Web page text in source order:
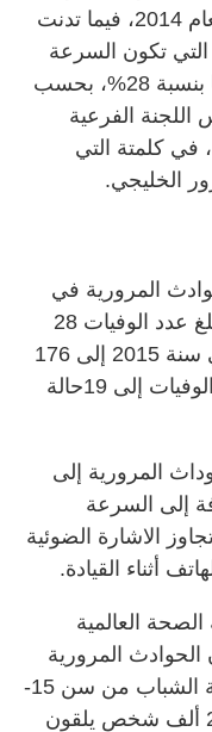
بنسبة 32% العام الماضي مقارنة بعام 2014، فيما تدنت
التي تكون السرعة
الزائدة هي السبب الرئيس لوقوعها بنسبة 28%، بحسب
اللجنة الفرعية
في كلمتة التي
الخليجي.
المرورية في
سنة 2014 بلغت 245 مصاباً، فيما بلغ عدد الوفيات 28
حالة وفاة، فيما سجلت انخفاضاً في سنة 2015 إلى 176
مصاباً بنسبة انخفاض بلغت 28% والوفيات إلى 19حالة
المرورية إلى
إلى السرعة
الاشارة الضوئية
أثناء القيادة.
العالمية
المرورية
هي السبب الرئيس للوفيات بين فئة الشباب من سن 15-
29 عاماً، مشيراً إلى أن مليوناً و250 ألف شخص يلقون